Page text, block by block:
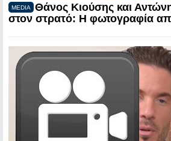
MEDIA
Θάνος Κιούσης και
στον στρατό: Η φωτογραφία